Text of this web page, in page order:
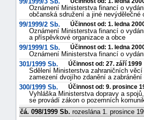
Oznámení Ministerstva financí o
občanská sdružení a jiné nevýdělečné
99/1999/2 Sb.
Účinnost od: 1. ledna
Oznámení Ministerstva financí o
a příspěvkové organizace a obce
99/1999/1 Sb.
Účinnost od: 1. ledna
Oznámení Ministerstva financí o
301/1999 Sb.
Účinnost od: 27. září 1999
Sdělení Ministerstva zahraničních
zamezení dvojího zdanění a
300/1999 Sb.
Účinnost od: 9. prosince
Vyhláška Ministerstva dopravy a
se provádí zákon o pozemních
čá. 098/1999 Sb. rozeslána 1. prosince